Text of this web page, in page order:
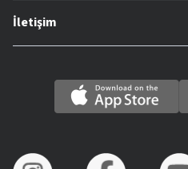
İletişim